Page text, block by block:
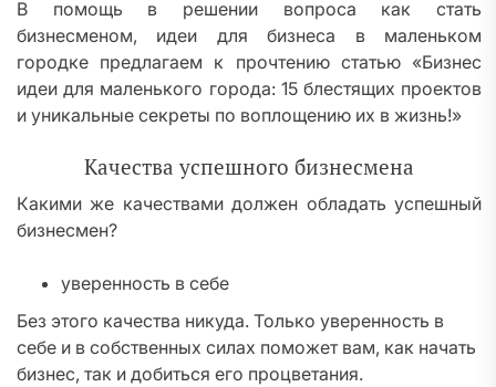
В помощь в решении вопроса как стать
бизнесменом, идеи для бизнеса в маленьком
городке предлагаем к прочтению статью «Бизнес
идеи для маленького города: 15 блестящих проектов
и уникальные секреты по воплощению их в жизнь!»
Качества успешного бизнесмена
Какими же качествами должен обладать успешный
бизнесмен?
уверенность в себе
Без этого качества никуда. Только уверенность в
себе и в собственных силах поможет вам, как начать
бизнес, так и добиться его процветания.